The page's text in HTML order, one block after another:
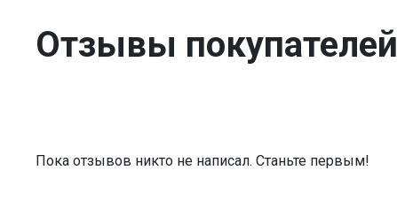
Отзывы покупателей
Пока отзывов никто не написал. Станьте первым!